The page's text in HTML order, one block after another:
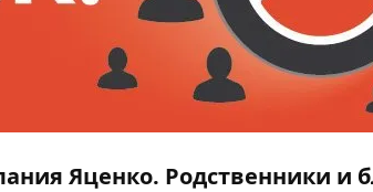
Яценко. Родственники и